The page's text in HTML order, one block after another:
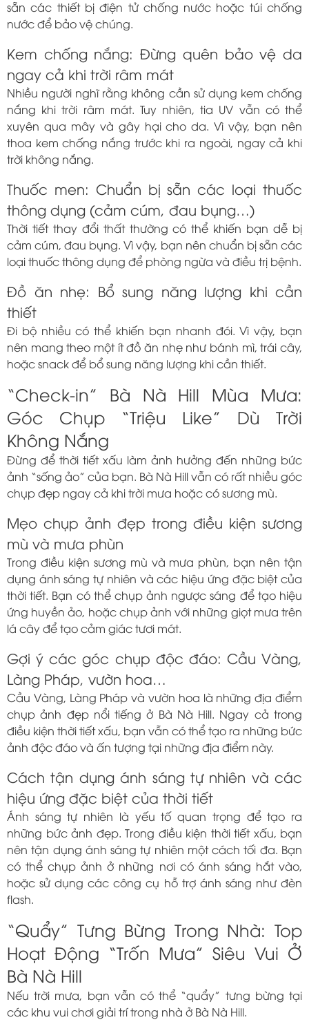
sẵn các thiết bị điện tử chống nước hoặc túi chống
nước để bảo vệ chúng.
Kem chống nắng: Đừng quên bảo vệ da
ngay cả khi trời râm mát
Nhiều người nghĩ rằng không cần sử dụng kem chống
nắng khi trời râm mát. Tuy nhiên, tia UV vẫn có thể
xuyên qua mây và gây hại cho da. Vì vậy, bạn nên
thoa kem chống nắng trước khi ra ngoài, ngay cả khi
trời không nắng.
Thuốc men: Chuẩn bị sẵn các loại thuốc
thông dụng (cảm cúm, đau bụng…)
Thời tiết thay đổi thất thường có thể khiến bạn dễ bị
cảm cúm, đau bụng. Vì vậy, bạn nên chuẩn bị sẵn các
loại thuốc thông dụng để phòng ngừa và điều trị bệnh.
Đồ ăn nhẹ: Bổ sung năng lượng khi cần
thiết
Đi bộ nhiều có thể khiến bạn nhanh đói. Vì vậy, bạn
nên mang theo một ít đồ ăn nhẹ như bánh mì, trái cây,
hoặc snack để bổ sung năng lượng khi cần thiết.
“Check-in” Bà Nà Hill Mùa Mưa:
Góc Chụp “Triệu Like” Dù Trời
Không Nắng
Đừng để thời tiết xấu làm ảnh hưởng đến những bức
ảnh “sống ảo” của bạn. Bà Nà Hill vẫn có rất nhiều góc
chụp đẹp ngay cả khi trời mưa hoặc có sương mù.
Mẹo chụp ảnh đẹp trong điều kiện sương
mù và mưa phùn
Trong điều kiện sương mù và mưa phùn, bạn nên tận
dụng ánh sáng tự nhiên và các hiệu ứng đặc biệt của
thời tiết. Bạn có thể chụp ảnh ngược sáng để tạo hiệu
ứng huyền ảo, hoặc chụp ảnh với những giọt mưa trên
lá cây để tạo cảm giác tươi mát.
Gợi ý các góc chụp độc đáo: Cầu Vàng,
Làng Pháp, vườn hoa…
Cầu Vàng, Làng Pháp và vườn hoa là những địa điểm
chụp ảnh đẹp nổi tiếng ở Bà Nà Hill. Ngay cả trong
điều kiện thời tiết xấu, bạn vẫn có thể tạo ra những bức
ảnh độc đáo và ấn tượng tại những địa điểm này.
Cách tận dụng ánh sáng tự nhiên và các
hiệu ứng đặc biệt của thời tiết
Ánh sáng tự nhiên là yếu tố quan trọng để tạo ra
những bức ảnh đẹp. Trong điều kiện thời tiết xấu, bạn
nên tận dụng ánh sáng tự nhiên một cách tối đa. Bạn
có thể chụp ảnh ở những nơi có ánh sáng hắt vào,
hoặc sử dụng các công cụ hỗ trợ ánh sáng như đèn
flash.
“Quẩy” Tưng Bừng Trong Nhà: Top
Hoạt Động “Trốn Mưa” Siêu Vui Ở
Bà Nà Hill
Nếu trời mưa, bạn vẫn có thể “quẩy” tưng bừng tại
các khu vui chơi giải trí trong nhà ở Bà Nà Hill.